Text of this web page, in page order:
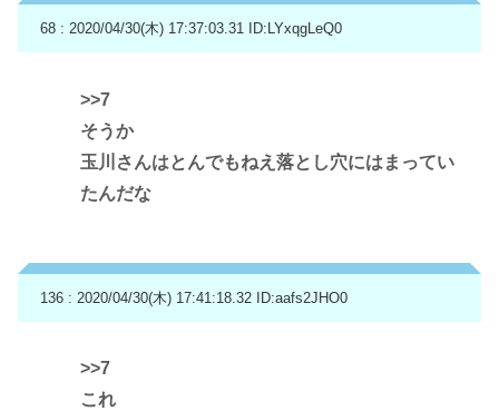
68 : 2020/04/30(木) 17:37:03.31 ID:LYxqgLeQ0
>>7
そうか
玉川さんはとんでもねえ落とし穴にはまってい
たんだな
136 : 2020/04/30(木) 17:41:18.32 ID:aafs2JHO0
>>7
これ